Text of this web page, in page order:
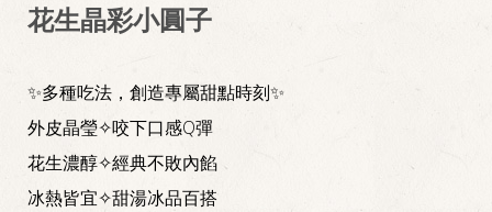
花生晶彩小圓子
✨多種吃法，創造專屬甜點時刻✨
外皮晶瑩✧咬下口感Q彈
花生濃醇✧經典不敗內餡
冰熱皆宜✧甜湯冰品百搭